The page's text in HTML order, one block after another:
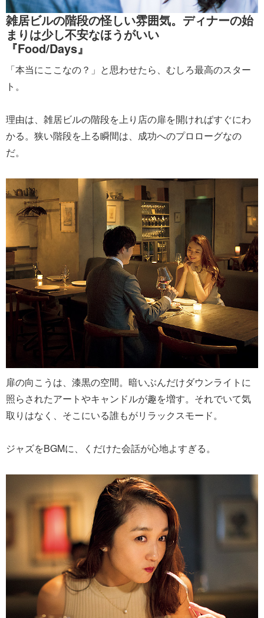
雑居ビルの階段の怪しい雰囲気。ディナーの始
まりは少し不安なほうがいい
『Food/Days』
「本当にここなの？」と思わせたら、むしろ最高のスター
ト。
理由は、雑居ビルの階段を上り店の扉を開ければすぐにわ
かる。狭い階段を上る瞬間は、成功へのプロローグなの
だ。
扉の向こうは、漆黒の空間。暗いぶんだけダウンライトに
照らされたアートやキャンドルが趣を増す。それでいて気
取りはなく、そこにいる誰もがリラックスモード。
ジャズをBGMに、くだけた会話が心地よすぎる。